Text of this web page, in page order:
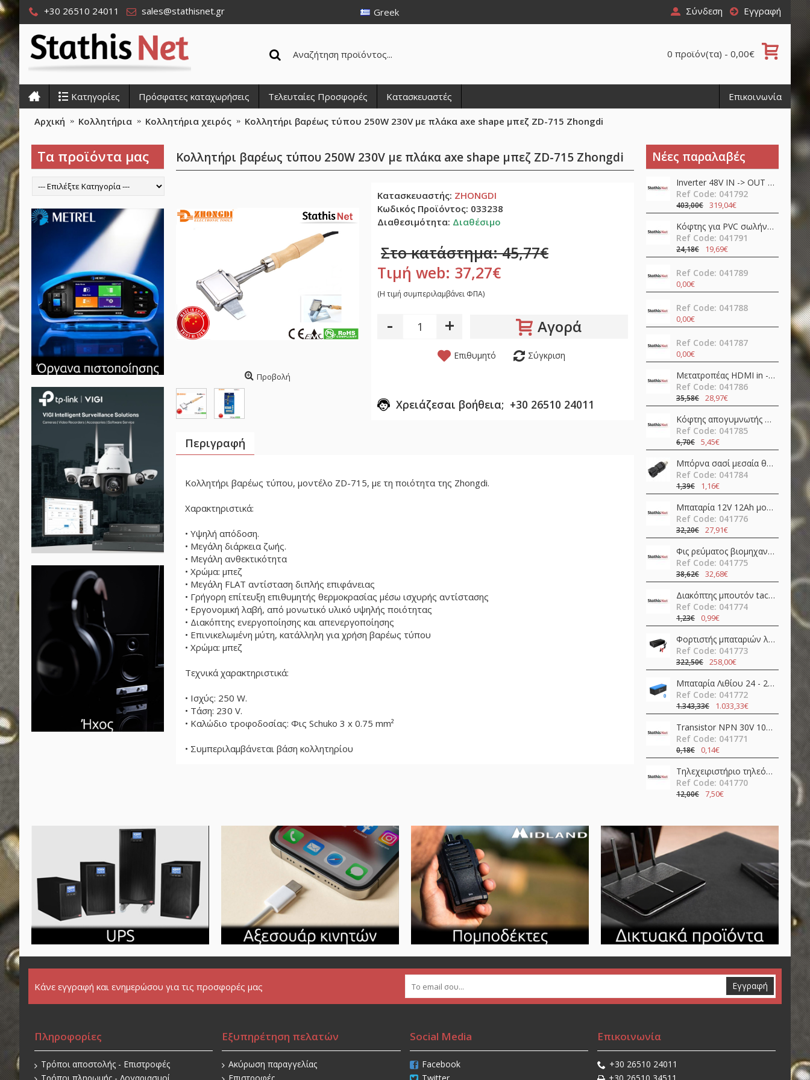
+30 26510 24011 sales@stathisnet.gr Greek Σύνδεση Εγγραφή
0 προϊόν(τα) - 0,00€
Κατηγορίες Πρόσφατες καταχωρήσεις Τελευταίες Προσφορές Κατασκευαστές Επικοινωνία
Αρχική Κολλητήρια Κολλητήρια χειρός Κολλητήρι βαρέως τύπου 250W 230V με πλάκα axe shape μπεζ ZD-715 Zhongdi
Τα προϊόντα μας Νέες παραλαβές
Inverter 48V ΙΝ -> OUT 230VAC 400W καθαρού ημιτόνου NTS-750-248EU MEAN WELL
Ref Code: 041792
403,00€ 319,04€
Κόφτης για PVC σωλήνες SR-366 Pro'sKit
Ref Code: 041791
24,18€ 19,69€
Ref Code: 041789
0,00€
Ref Code: 041788
0,00€
Ref Code: 041787
0,00€
Μετατροπέας HDMI in -> HDMI + SPDIF + 3.5mm out 4K@60Hz OZV8
Ref Code: 041786
35,58€ 28,97€
Κόφτης απογυμνωτής 0.5-4.0mm ψαλίδι ακριβείας CP-108 (6PK-223) Pro'sKit
Ref Code: 041785
6,70€ 5,45€
Μπόρνα σασί μεσαία θηλυκή απλή 42mm/Φ4/30Α βακελίτη μαύρη νίκελ JT-6132 JKG
Ref Code: 041784
1,39€ 1,16€
Μπαταρία 12V 12Ah μολύβδου FL12-12 Invictus
Ref Code: 041776
32,20€ 27,91€
Φις ρεύματος βιομηχανικό αρσενικό 4pins 16A 400V IP67 C01620H00321012 Amphenol
Ref Code: 041775
38,62€ 32,68€
Διακόπτης μπουτόν tact σταθερός DPDT ON-ON 0.1A 30V PCB Mount BS-800-L Canal Electronic
Ref Code: 041774
1,23€ 0,99€
Φορτιστής μπαταριών λιθίου 24V 20A AP-PF600-24L Epever
Ref Code: 041773
322,50€ 258,00€
Μπαταρία Λιθίου 24 - 25,6V 205Ah 5.26kWh EP-LFP24200B Epever
Ref Code: 041772
1.343,33€ 1.033,33€
Transistor NPN 30V 100mA HFE=400 TO-92 BC549CBK Diotec Semiconductor
Ref Code: 041771
0,18€ 0,14€
Τηλεχειριστήριο τηλεόρασης LCD / LED smart LG RM-L379 HUAYU
Ref Code: 041770
12,00€ 7,50€
Κολλητήρι βαρέως τύπου 250W 230V με πλάκα axe shape μπεζ ZD-715 Zhongdi
Προβολή
Κατασκευαστής: ZHONGDI
Κωδικός Προϊόντος: 033238
Διαθεσιμότητα: Διαθέσιμο
Στο κατάστημα: 45,77€
Τιμή web: 37,27€
(H τιμή συμπεριλαμβάνει ΦΠΑ)
- + Αγορά
Επιθυμητό Σύγκριση
Χρειάζεσαι βοήθεια; +30 26510 24011
Περιγραφή
Κολλητήρι βαρέως τύπου, μοντέλο ZD-715, με τη ποιότητα της Zhongdi.
Χαρακτηριστικά:
• Υψηλή απόδοση.
• Μεγάλη διάρκεια ζωής.
• Μεγάλη ανθεκτικότητα
• Χρώμα: μπεζ
• Μεγάλη FLAT αντίσταση διπλής επιφάνειας
• Γρήγορη επίτευξη επιθυμητής θερμοκρασίας μέσω ισχυρής αντίστασης
• Εργονομική λαβή, από μονωτικό υλικό υψηλής ποιότητας
• Διακόπτης ενεργοποίησης και απενεργοποίησης
• Επινικελωμένη μύτη, κατάλληλη για χρήση βαρέως τύπου
• Χρώμα: μπεζ
Τεχνικά χαρακτηριστικά:
• Ισχύς: 250 W.
• Τάση: 230 V.
• Kαλώδιο τροφοδοσίας: Φις Schuko 3 x 0.75 mm²
• Συμπεριλαμβάνεται βάση κολλητηρίου
Κάνε εγγραφή και ενημερώσου για τις προσφορές μας Εγγραφή
Πληροφορίες
Τρόποι αποστολής - Επιστροφές
Εξυπηρέτηση πελατών
Ακύρωση παραγγελίας
Social Media
Facebook
Επικοινωνία
+30 26510 24011